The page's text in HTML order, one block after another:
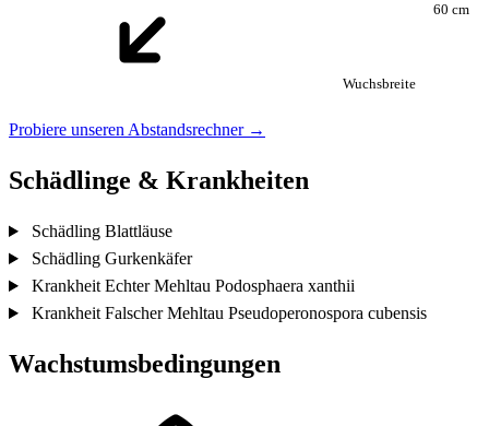
Wuchsbreite
60 cm
Probiere unseren Abstandsrechner →
Schädlinge & Krankheiten
Schädling Blattläuse
Schädling Gurkenkäfer
Krankheit Echter Mehltau Podosphaera xanthii
Krankheit Falscher Mehltau Pseudoperonospora cubensis
Wachstumsbedingungen